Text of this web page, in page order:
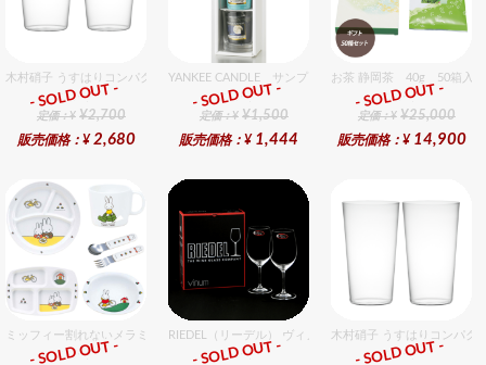
木村硝子 うすはりコンパクト270cc オールドグラスギフトセット（2個入り）
ギフト
定価：¥ ¥2,700
販売価格：¥ 2,680
- SOLD OUT -
YANKEE CANDLE サンプラー3個・ホルダーセット フレ
ギフト
定価：¥ ¥1,500
販売価格：¥ 1,444
- SOLD OUT -
お茶 静岡茶 40g 50箱入セ
ギフト
定価：¥ ¥25,000
販売価格：¥ 14,900
- SOLD OUT -
ミッフィー割れないメラミン食器セット セット販売商品です。
ギフト
- SOLD OUT -
RIEDEL（リーデル） ヴィノム 15 キアンティ 2個入りセッ
ギフト
- SOLD OUT -
木村硝子 うすはりコンパク
ギフト
- SOLD OUT -